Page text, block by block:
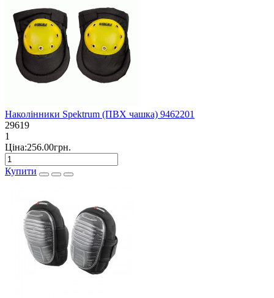
Наколінники Spektrum (ПВХ чашка) 9462201
29619
1
Ціна:256.00грн.
Купити